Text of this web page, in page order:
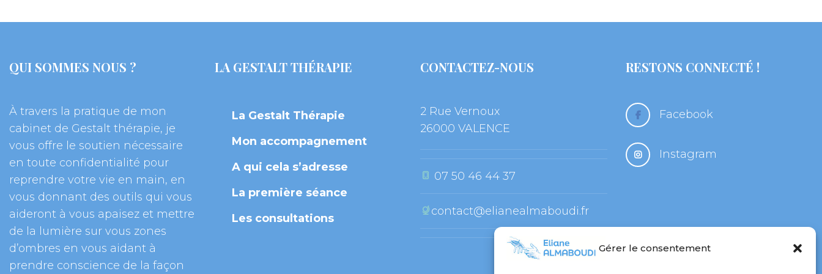
Gérer le consentement
QUI SOMMES NOUS ?
À travers la pratique de mon
cabinet de Gestalt thérapie, je
vous offre le soutien nécessaire
en toute confidentialité pour
reprendre votre vie en main, en
vous donnant des outils qui vous
aideront à vous apaisez et mettre
de la lumière sur vous zones
d’ombres en vous aidant à
prendre conscience de la façon
LA GESTALT THÉRAPIE
La Gestalt Thérapie
Mon accompagnement
A qui cela s’adresse
La première séance
Les consultation
CONTACTEZ-NOUS
2 Rue Vernoux
26000 VALENCE
07 50 46 44 37
contact@elianealmaboudi.fr
RESTONS CONNECTÉ !
Facebook
Instagram